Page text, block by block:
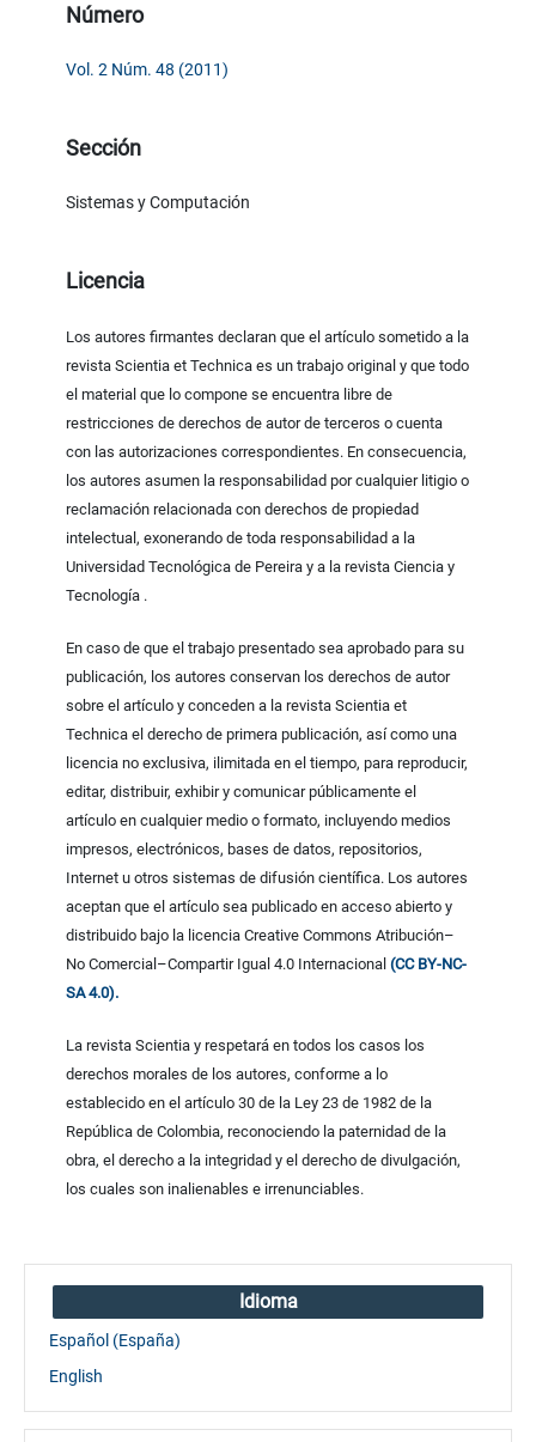
Número
Vol. 2 Núm. 48 (2011)
Sección
Sistemas y Computación
Licencia
Los autores firmantes declaran que el artículo sometido a la
revista Scientia et Technica es un trabajo original y que todo
el material que lo compone se encuentra libre de
restricciones de derechos de autor de terceros o cuenta
con las autorizaciones correspondientes. En consecuencia,
los autores asumen la responsabilidad por cualquier litigio o
reclamación relacionada con derechos de propiedad
intelectual, exonerando de toda responsabilidad a la
Universidad Tecnológica de Pereira y a la revista Ciencia y
Tecnología .
En caso de que el trabajo presentado sea aprobado para su
publicación, los autores conservan los derechos de autor
sobre el artículo y conceden a la revista Scientia et
Technica el derecho de primera publicación, así como una
licencia no exclusiva, ilimitada en el tiempo, para reproducir,
editar, distribuir, exhibir y comunicar públicamente el
artículo en cualquier medio o formato, incluyendo medios
impresos, electrónicos, bases de datos, repositorios,
Internet u otros sistemas de difusión científica. Los autores
aceptan que el artículo sea publicado en acceso abierto y
distribuido bajo la licencia Creative Commons Atribución–
No Comercial–Compartir Igual 4.0 Internacional(CC BY-NC-
SA 4.0).
La revista Scientia y respetará en todos los casos los
derechos morales de los autores, conforme a lo
establecido en el artículo 30 de la Ley 23 de 1982 de la
República de Colombia, reconociendo la paternidad de la
obra, el derecho a la integridad y el derecho de divulgación,
los cuales son inalienables e irrenunciables.
Idioma
Español (España)
English